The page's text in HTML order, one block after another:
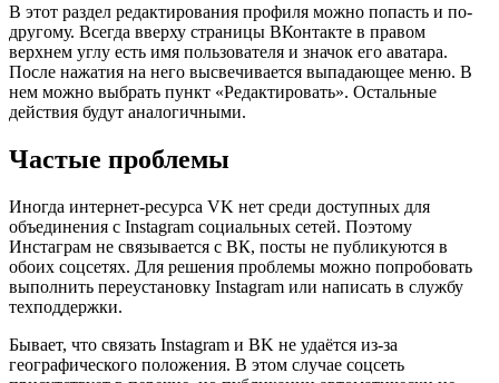
В этот раздел редактирования профиля можно попасть и по-
другому. Всегда вверху страницы ВКонтакте в правом
верхнем углу есть имя пользователя и значок его аватара.
После нажатия на него высвечивается выпадающее меню. В
нем можно выбрать пункт «Редактировать». Остальные
действия будут аналогичными.
Частые проблемы
Иногда интернет-ресурса VK нет среди доступных для
объединения с Instagram социальных сетей. Поэтому
Инстаграм не связывается с ВК, посты не публикуются в
обоих соцсетях. Для решения проблемы можно попробовать
выполнить переустановку Instagram или написать в службу
техподдержки.
Бывает, что связать Instagram и BK не удаётся из-за
географического положения. В этом случае соцсеть